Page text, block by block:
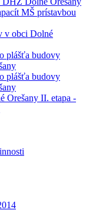
MŠ prístavbou
v obci Dolné
plášťa budovy
plášťa budovy
Orešany II. etapa -